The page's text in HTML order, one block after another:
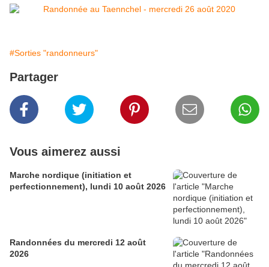
#Sorties "randonneurs"
Partager
Vous aimerez aussi
Marche nordique (initiation et
perfectionnement), lundi 10 août 2026
Randonnées du mercredi 12 août
2026